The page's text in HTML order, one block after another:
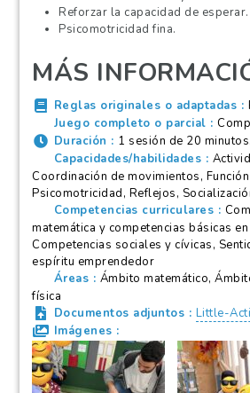
Reforzar la capacidad de esperar.
Psicomotricidad fina.
MÁS
Reglas originales o adaptadas
Juego completo o parcial
Duración
1 sesión de 20 minutos.
Capacidades/habilidades
Coordinación de movimientos,
Psicomotricidad, Reflejos,
Competencias curriculares
matemática y competencias básicas
Competencias sociales y cívicas,
espíritu emprendedor
Áreas
Ámbito matemático,
física
Documentos adjuntos
Little-
Imágenes